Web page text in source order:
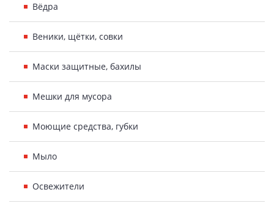
Вёдра
Веники, щётки, совки
Маски защитные, бахилы
Мешки для мусора
Моющие средства, губки
Мыло
Освежители